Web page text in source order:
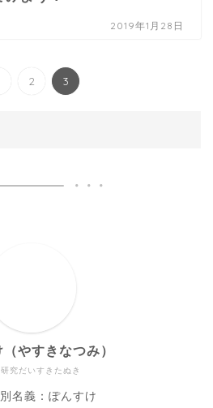
2019年1月28日
2 3
究だいすきたぬき
やすきなつみ）
名義：ぽんすけ